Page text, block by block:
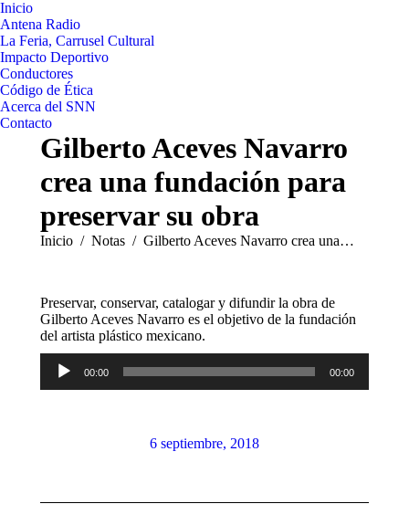
Inicio
Antena Radio
La Feria, Carrusel Cultural
Impacto Deportivo
Conductores
Código de Ética
Acerca del SNN
Contacto
Gilberto Aceves Navarro
crea una fundación para
preservar su obra
Estás aquí:
Inicio Notas Gilberto Aceves Navarro crea una…
Preservar, conservar, catalogar y difundir la obra de
Gilberto Aceves Navarro es el objetivo de la fundación
del artista plástico mexicano.
Reproductor
audio
00:00 00:00
6 septiembre, 2018